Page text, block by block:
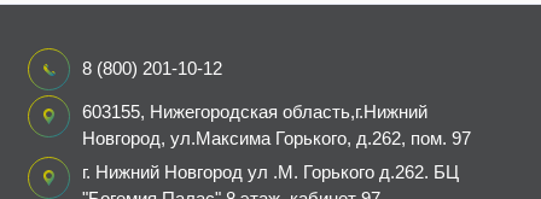
8 (800) 201-10-12
603155, Нижегородская область,г.Нижний
Новгород, ул.Максима Горького, д.262, пом. 97
г. Нижний Новгород ул .М. Горького д.262. БЦ